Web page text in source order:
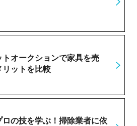
オークションで家具を売
リットを比較
の技を学ぶ！掃除業者に依